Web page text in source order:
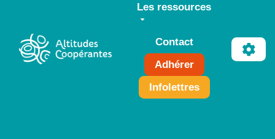
Les ressources
Contact
Adhérer
Infolettres